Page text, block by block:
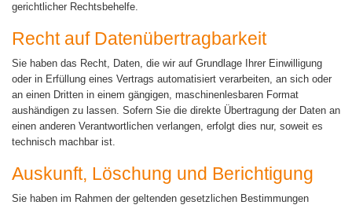
gerichtlicher Rechtsbehelfe.
Recht auf Daten­übertrag­barkeit
Sie haben das Recht, Daten, die wir auf Grundlage Ihrer Einwilligung
oder in Erfüllung eines Vertrags automatisiert verarbeiten, an sich oder
an einen Dritten in einem gängigen, maschinenlesbaren Format
aushändigen zu lassen. Sofern Sie die direkte Übertragung der Daten an
einen anderen Verantwortlichen verlangen, erfolgt dies nur, soweit es
technisch machbar ist.
Auskunft, Löschung und Berichtigung
Sie haben im Rahmen der geltenden gesetzlichen Bestimmungen